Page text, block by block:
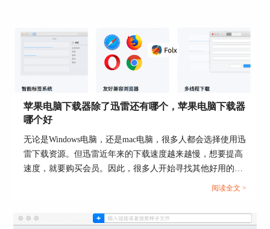
2、闲时下载
白天在工作的时候，下载会影响速度。许多人都会
做种。只需通过设置下载时间，将其选择到凌晨到
苹果电脑下载器除了迅雷还有哪个，苹果电脑下载器
哪个好
无论是Windows电脑，还是mac电脑，很多人都会选择使用迅
雷下载资源。但迅雷近年来的下载速度越来越慢，想要提高
速度，就要购买会员。因此，很多人开始寻找其他好用的、
下载速度快的软件。本文会给大家介绍苹果电脑下载器除了
需求的小伙伴可以关注起来。...
阅读全文 >